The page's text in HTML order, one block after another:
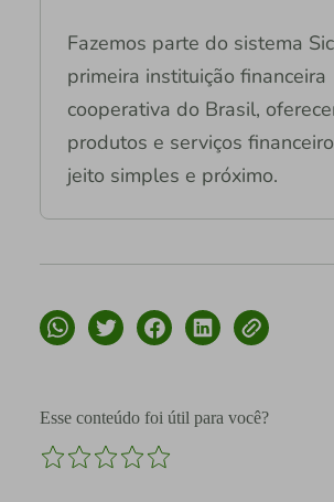
Fazemos parte do sistema
primeira instituição financeira
cooperativa do Brasil,
produtos e serviços
jeito simples e próximo.
Esse conteúdo foi útil para você?